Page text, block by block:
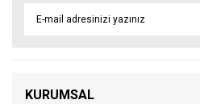
KURUMSAL